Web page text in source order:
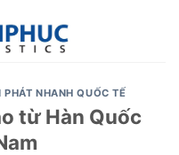
PHÁT NHANH QUỐC TẾ
từ Hàn Quốc